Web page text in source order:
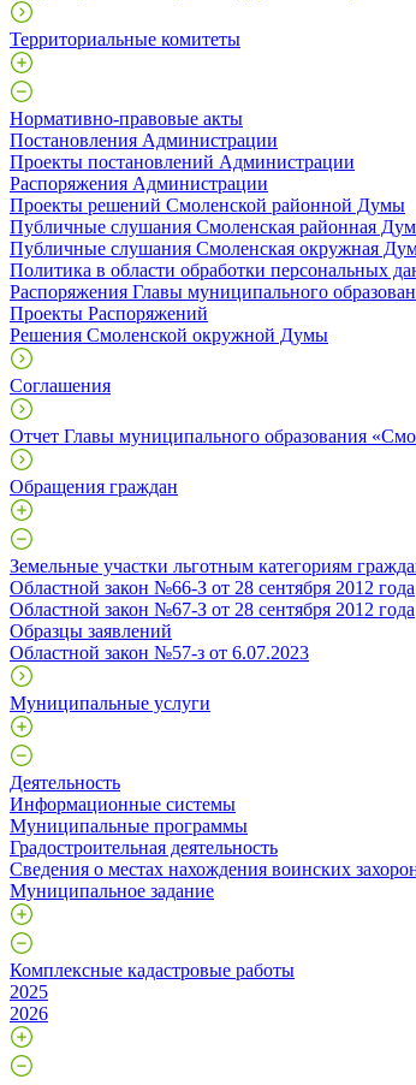
Территориальные комитеты
Нормативно-правовые акты
Постановления Администрации
Проекты постановлений Администрации
Распоряжения Администрации
Проекты решений Смоленской районной Думы
Публичные слушания Смоленская районная
Публичные слушания Смоленская окружная
Политика в области обработки персональных
Распоряжения Главы муниципального
Проекты Распоряжений
Решения Смоленской окружной Думы
Соглашения
Отчет Главы муниципального образования
Обращения граждан
Земельные участки льготным категориям
Областной закон №66-З от 28 сентября 2012 года
Областной закон №67-З от 28 сентября 2012 года
Образцы заявлений
Областной закон №57-з от 6.07.2023
Муниципальные услуги
Деятельность
Информационные системы
Муниципальные программы
Градостроительная деятельность
Сведения о местах нахождения воинских
Муниципальное задание
Комплексные кадастровые работы
2025
2026